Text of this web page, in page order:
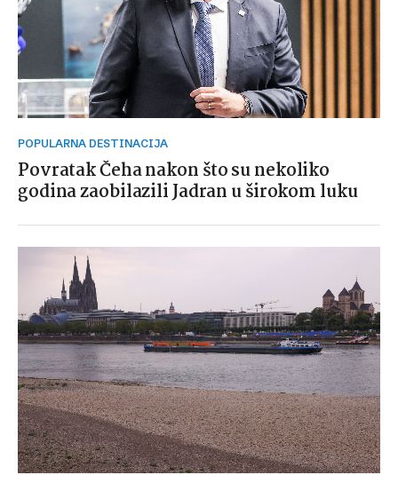
POPULARNA DESTINACIJA
Povratak Čeha nakon što su nekoliko
godina zaobilazili Jadran u širokom luku